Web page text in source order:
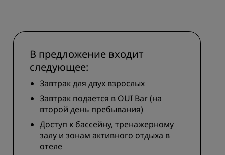
команд
Отели в центре города
Посетите наш блог
Radisson Rewards
Откройте для себя Radisson
Rewards
В предложение входит
следующее:
Завтрак для двух взрослых
Завтрак подается в OUI Bar (на
второй день пребывания)
Доступ к бассейну, тренажерному
залу и зонам активного отдыха в
отеле